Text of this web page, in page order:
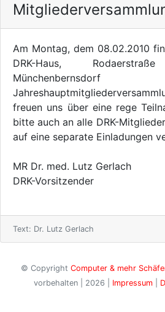
Am Montag, dem 08.02.2010
DRK-Haus,
freuen uns über eine rege
bitte auch an alle DRK-
auf eine separate Einladungen
MR Dr. med. Lutz Gerlach
DRK-Vorsitzender
Text: Dr. Lutz Gerlach
© Copyright Computer & mehr
vorbehalten | 2026 | Impressum